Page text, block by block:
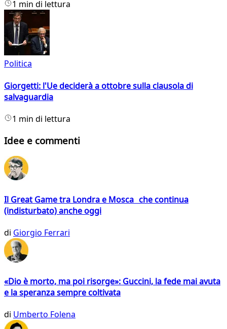
1 min di lettura
Politica
Giorgetti: l'Ue deciderà a ottobre sulla clausola di
salvaguardia
1 min di lettura
Idee e commenti
Il Great Game tra Londra e Mosca che continua
(indisturbato) anche oggi
di Giorgio Ferrari
«Dio è morto, ma poi risorge»: Guccini, la fede mai avuta
e la speranza sempre coltivata
di Umberto Folena